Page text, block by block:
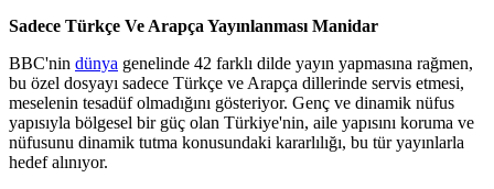
Sadece Türkçe Ve Arapça Yayınlanması Manidar
BBC'nin dünya genelinde 42 farklı dilde yayın yapmasına rağmen,
bu özel dosyayı sadece Türkçe ve Arapça dillerinde servis etmesi,
meselenin tesadüf olmadığını gösteriyor. Genç ve dinamik nüfus
yapısıyla bölgesel bir güç olan Türkiye'nin, aile yapısını koruma ve
nüfusunu dinamik tutma konusundaki kararlılığı, bu tür yayınlarla
hedef alınıyor.